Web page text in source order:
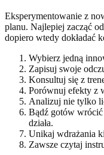
Eksperymentowanie z
planu. Najlepiej zacząć
dopiero wtedy dokładać
Wybierz jedną
Zapisuj swoje
Konsultuj się z
Porównuj efekty z
Analizuj nie tylko
Bądź gotów
działa.
Unikaj wdrażania
Zawsze czytaj